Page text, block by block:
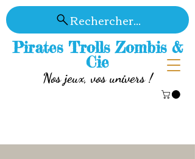
Pirates Trolls Zombis &
Cie
Nos jeux, vos univers !
Rechercher...